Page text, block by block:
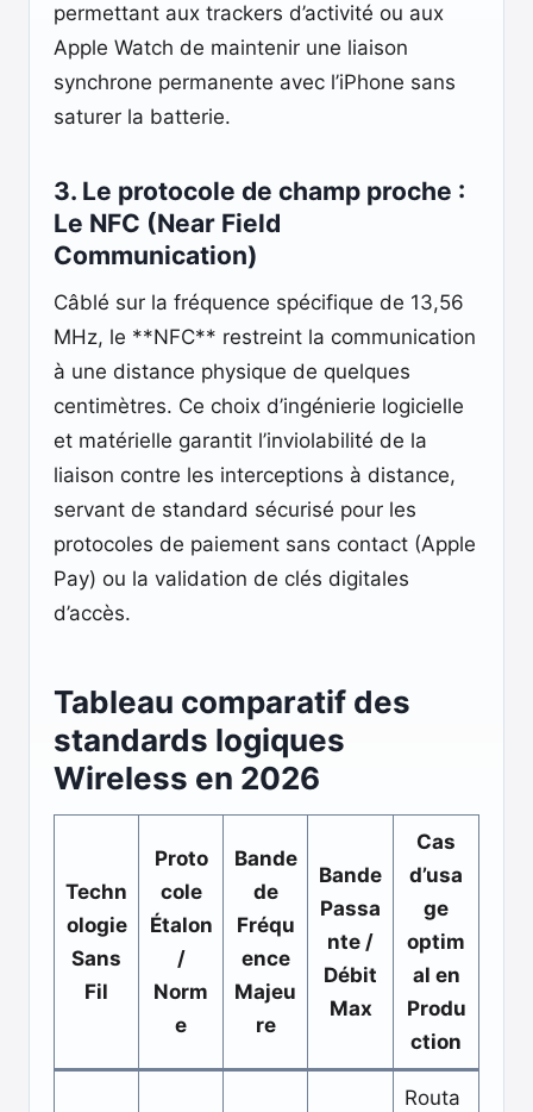
permettant aux trackers d’activité ou aux
Apple Watch de maintenir une liaison
synchrone permanente avec l’iPhone sans
saturer la batterie.
3. Le protocole de champ proche :
Le NFC (Near Field
Communication)
Câblé sur la fréquence spécifique de 13,56
MHz, le **NFC** restreint la communication
à une distance physique de quelques
centimètres. Ce choix d’ingénierie logicielle
et matérielle garantit l’inviolabilité de la
liaison contre les interceptions à distance,
servant de standard sécurisé pour les
protocoles de paiement sans contact (Apple
Pay) ou la validation de clés digitales
d’accès.
Tableau comparatif des
standards logiques
Wireless en 2026
Techn
ologie
Sans
Fil
Proto
cole
Étalon
/
Norm
e
Bande
de
Fréqu
ence
Majeu
re
Bande
Passa
nte /
Débit
Max
Cas
d’usa
ge
optim
al en
Produ
ction
Routa